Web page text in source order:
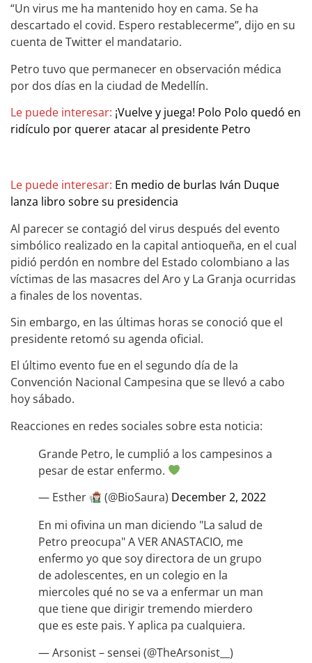
“Un virus me ha mantenido hoy en cama. Se ha
descartado el covid. Espero restablecerme”, dijo en su
cuenta de Twitter el mandatario.
Petro tuvo que permanecer en observación médica
por dos días en la ciudad de Medellín.
Le puede interesar: ¡Vuelve y juega! Polo Polo quedó en
ridículo por querer atacar al presidente Petro
Le puede interesar: En medio de burlas Iván Duque
lanza libro sobre su presidencia
Al parecer se contagió del virus después del evento
simbólico realizado en la capital antioqueña, en el cual
pidió perdón en nombre del Estado colombiano a las
víctimas de las masacres del Aro y La Granja ocurridas
a finales de los noventas.
Sin embargo, en las últimas horas se conoció que el
presidente retomó su agenda oficial.
El último evento fue en el segundo día de la
Convención Nacional Campesina que se llevó a cabo
hoy sábado.
Reacciones en redes sociales sobre esta noticia:
Grande Petro, le cumplió a los campesinos a
pesar de estar enfermo.
— Esther
(@BioSaura) December 2, 2022
En mi ofivina un man diciendo "La salud de
Petro preocupa" A VER ANASTACIO, me
enfermo yo que soy directora de un grupo
de adolescentes, en un colegio en la
miercoles qué no se va a enfermar un man
que tiene que dirigir tremendo mierdero
que es este pais. Y aplica pa cualquiera.
— Arsonist – sensei (@TheArsonist__)